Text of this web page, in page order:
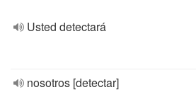
Usted detectará
nosotros [detectar]